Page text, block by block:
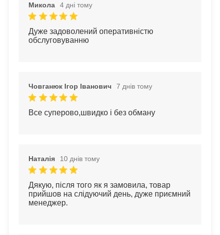
Микола 4 дні тому
Дуже задоволений оперативністю
обслуговуванню
Човганюк Ігор Іванович 7 днів тому
Все суперово,швидко і без обману
Наталія 10 днів тому
Дякую, після того як я замовила, товар
прийшов на слідуючий день, дуже приємний
менеджер.